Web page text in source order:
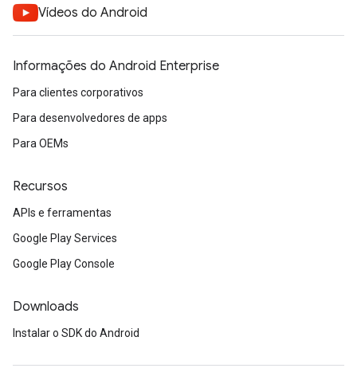
Vídeos do Android
Informações do Android Enterprise
Para clientes corporativos
Para desenvolvedores de apps
Para OEMs
Recursos
APIs e ferramentas
Google Play Services
Google Play Console
Downloads
Instalar o SDK do Android